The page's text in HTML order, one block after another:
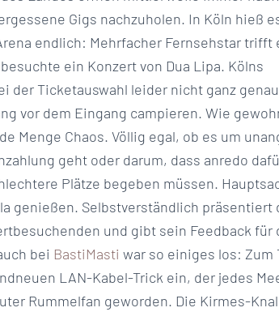
Gigs nachzuholen. In Köln hieß
endlich: Mehrfacher Fernsehstar trifft
ein Konzert von Dua Lipa. Kölns
der Ticketauswahl leider nicht ganz
vor dem Eingang campieren. Wie
Menge Chaos. Völlig egal, ob es um
geht oder darum, dass anredo
Plätze begeben müssen.
genießen. Selbstverständlich präsentiert
und gibt sein Feedback für
bei BastiMasti war so einiges los: Zum
LAN-Kabel-Trick ein, der jedes
Rummelfan geworden. Die Kirmes-